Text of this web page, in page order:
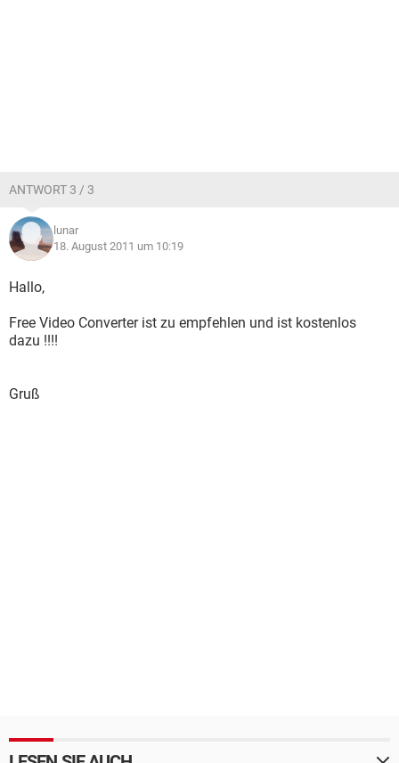
ANTWORT 3 / 3
lunar
18. August 2011 um 10:19
Hallo,
Free Video Converter ist zu empfehlen und ist kostenlos
dazu !!!!
Gruß